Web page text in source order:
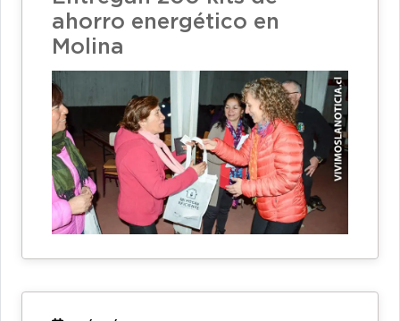
ahorro energético en
Molina